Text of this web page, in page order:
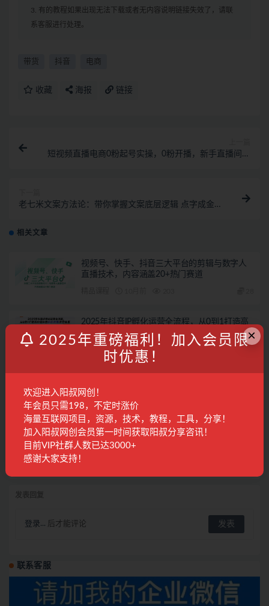
3. 有的教程如果出现无法下载或者无内容说明链接失效了，请联
系客服进行处理。
带货 抖音 电商
收藏 海报 链接
短视频直播电商0粉起号实操，0粉开播，新手直播间快
老七米文案方法论：带你掌握文案底层逻辑 点字成金
相关文章
视频号、快手、抖音三大平台的剪辑与数字人
直播技术，内容涵盖20+热门赛道
2025年抖音IP孵化运营全流程，从0到1打造高
价值抖音IP的完整运营体系
精品课程 10月前
主播的完整知识体系
精品课程 12月前
小红书带货新玩法【9月课程】教你如何打造爆
款笔记，销量倍增（无水印）
登录... 后才能评论
联系客服
×
2025年重磅福利！加入会员限
时优惠！
欢迎进入阳叔网创！
年会员只需198，不定时涨价
海量互联网项目，资源，技术，教程，工具，分享！
加入阳叔网创会员第一时间获取阳叔分享咨讯！
目前VIP社群人数已达3000+
感谢大家支持！